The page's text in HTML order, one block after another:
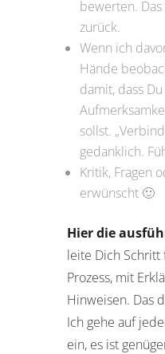
bewerten.
zurück.
Wenn ich
Hände
damit, dass
sollst.
gedanklich.
Kritik, Fragen
erwünscht 🙂
Hier die
leite Dich
Prozess, mit
Hinweisen. Das
Ich gehe auf
ein, es ist